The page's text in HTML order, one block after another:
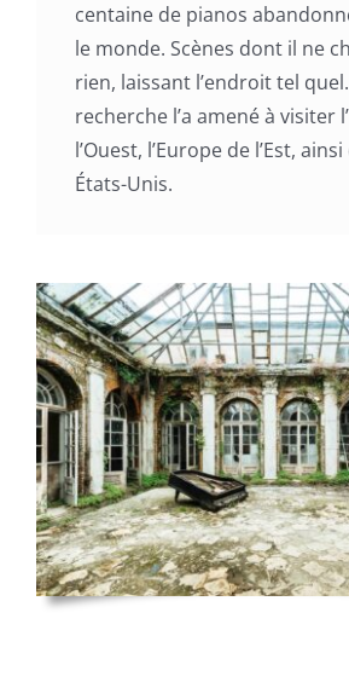
centaine de pianos
le monde. Scènes dont il ne
rien, laissant l’endroit tel
recherche l’a amené à visiter
l’Ouest, l’Europe de l’Est,
États-Unis.